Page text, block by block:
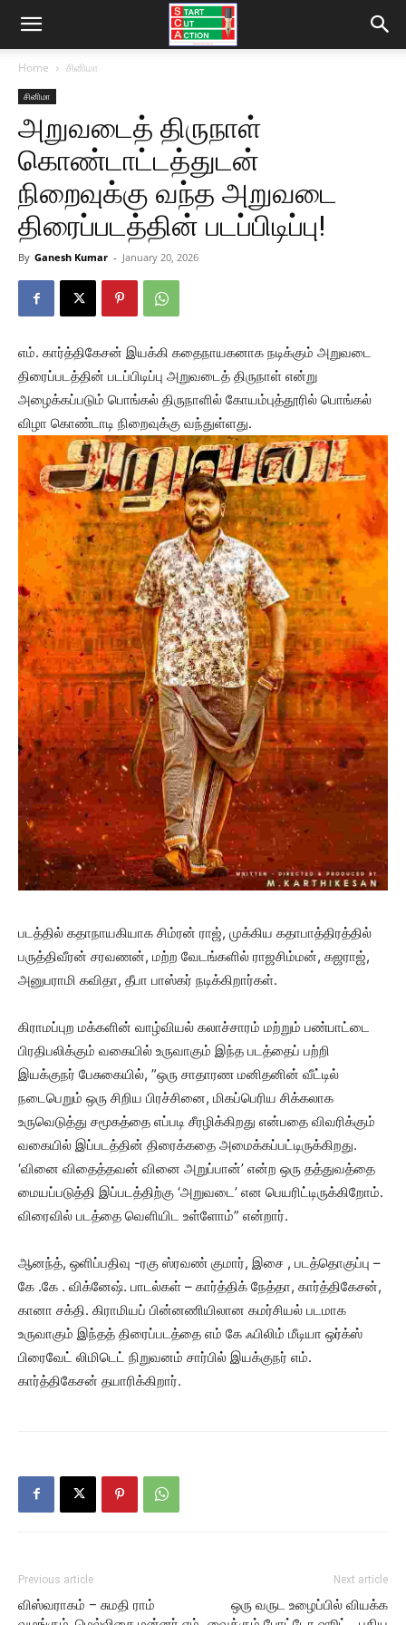
Home சினிமா
சினிமா
அறுவடைத் திருநாள்
கொண்டாட்டத்துடன்
நிறைவுக்கு வந்த அறுவடை
திரைப்படத்தின் படப்பிடிப்பு!
By Ganesh Kumar - January 20, 2026
எம். கார்த்திகேசன் இயக்கி கதைநாயகனாக நடிக்கும் அறுவடை
திரைப்படத்தின் படப்பிடிப்பு அறுவடைத் திருநாள் என்று
அழைக்கப்படும் பொங்கல் திருநாளில் கோயம்புத்தூரில் பொங்கல்
விழா கொண்டாடி நிறைவுக்கு வந்துள்ளது.
படத்தில் கதாநாயகியாக சிம்ரன் ராஜ், முக்கிய கதாபாத்திரத்தில்
பருத்திவீரன் சரவணன், மற்ற வேடங்களில் ராஜசிம்மன், கஜராஜ்,
அனுபராமி கவிதா, தீபா பாஸ்கர் நடிக்கிறார்கள்.
கிராமப்புற மக்களின் வாழ்வியல் கலாச்சாரம் மற்றும் பண்பாட்டை
பிரதிபலிக்கும் வகையில் உருவாகும் இந்த படத்தைப் பற்றி
இயக்குநர் பேசுகையில், ”ஒரு சாதாரண மனிதனின் வீட்டில்
நடைபெறும் ஒரு சிறிய பிரச்சினை, மிகப்பெரிய சிக்கலாக
உருவெடுத்து சமூகத்தை எப்படி சீரழிக்கிறது என்பதை விவரிக்கும்
வகையில் இப்படத்தின் திரைக்கதை அமைக்கப்பட்டிருக்கிறது.
‘வினை விதைத்தவன் வினை அறுப்பான்’ என்ற ஒரு தத்துவத்தை
மையப்படுத்தி இப்படத்திற்கு ‘அறுவடை’ என பெயரிட்டிருக்கிறோம்.
விரைவில் படத்தை வெளியிட உள்ளோம்” என்றார்.
ஆனந்த், ஒளிப்பதிவு -ரகு ஸ்ரவண் குமார், இசை , படத்தொகுப்பு –
கே .கே . விக்னேஷ். பாடல்கள் – கார்த்திக் நேத்தா, கார்த்திகேசன்,
கானா சக்தி. கிராமியப் பின்னணியிலான கமர்சியல் படமாக
உருவாகும் இந்தத் திரைப்படத்தை எம் கே ஃபிலிம் மீடியா ஒர்க்ஸ்
பிரைவேட் லிமிடெட் நிறுவனம் சார்பில் இயக்குநர் எம்.
கார்த்திகேசன் தயாரிக்கிறார்.
Previous article
விஸ்வராகம் – சுமதி ராம்
Next article
ஒரு வருட உழைப்பில் வியக்க